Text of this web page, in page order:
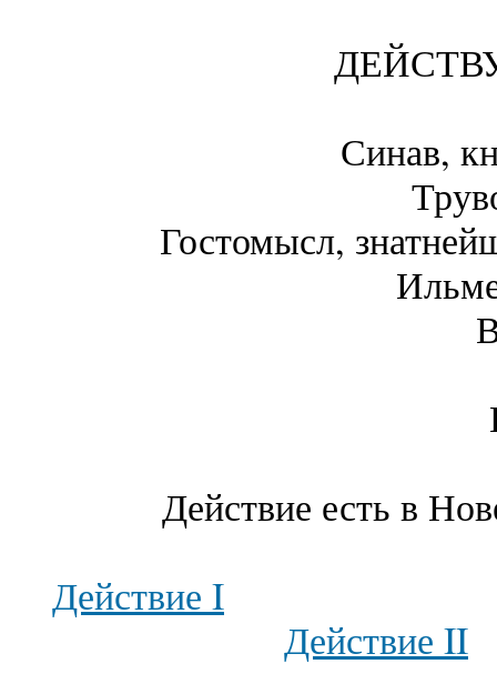
Синав,
Гостомысл,
Действие есть в
Действие I
Действие II